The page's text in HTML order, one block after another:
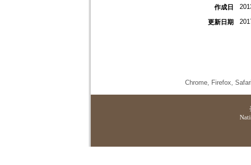
作成日
更新日期
Chrome, Firefox,